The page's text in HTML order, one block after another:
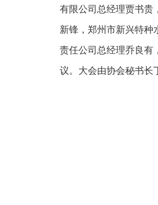
有限公司总经理贾书贵
新锋，郑州市新兴特种
责任公司总经理乔良有
议。大会由协会秘书长